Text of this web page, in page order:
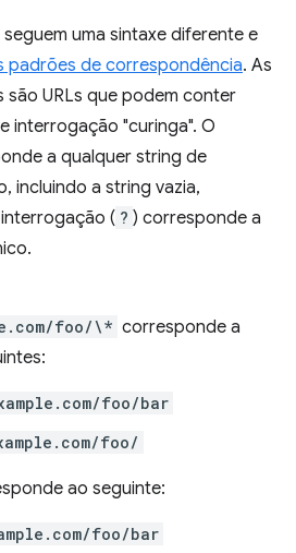
uma sintaxe diferente e
padrões de correspondência. As
URLs que podem conter
interrogação "curinga". O
a qualquer string de
incluindo a string vazia,
( ? ) corresponde a
foo/\* corresponde a
foo/bar
foo/
ao seguinte:
foo/bar